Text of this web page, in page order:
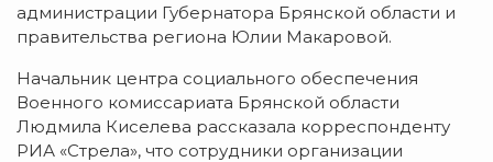
администрации Губернатора Брянской области и
правительства региона Юлии Макаровой.
Начальник центра социального обеспечения
Военного комиссариата Брянской области
Людмила Киселева рассказала корреспонденту
РИА «Стрела», что сотрудники организации